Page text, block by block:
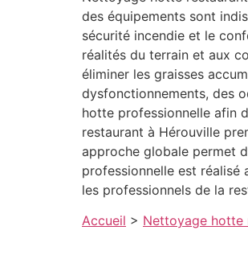
des équipements sont
sécurité incendie et le
réalités du terrain et aux
éliminer les graisses
dysfonctionnements, des
hotte professionnelle afin
restaurant à Hérouville
approche globale permet
professionnelle est réalisé
les professionnels de la
Accueil > Nettoyage hotte